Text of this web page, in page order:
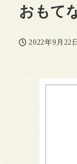
おもて
投稿日
2022年9月22